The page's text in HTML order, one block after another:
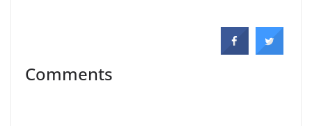
Comments